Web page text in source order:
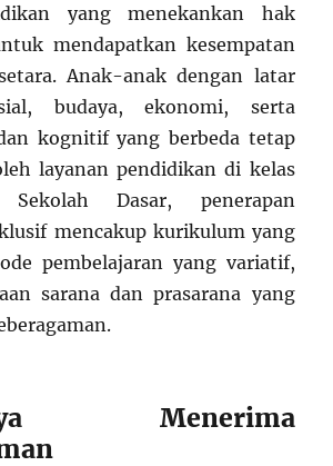
yang menekankan hak
mendapatkan kesempatan
Anak-anak dengan latar
budaya, ekonomi, serta
kognitif yang berbeda tetap
layanan pendidikan di kelas
Dasar, penerapan
mencakup kurikulum yang
pembelajaran yang variatif,
sarana dan prasarana yang
Menerima